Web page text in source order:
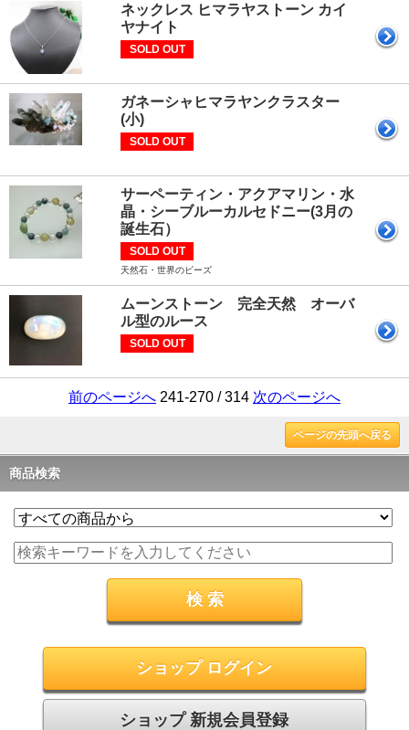
ネックレス ヒマラヤストーン カイ
ヤナイト
SOLD OUT
ガネーシャヒマラヤンクラスター
(小)
SOLD OUT
サーペーティン・アクアマリン・水
晶・シーブルーカルセドニー(3月の
誕生石）
SOLD OUT
天然石・世界のビーズ
ムーンストーン 完全天然 オーバ
ル型のルース
SOLD OUT
前のページへ 241-270 / 314 次のページへ
ページの先頭へ戻る
商品検索
ショップ ログイン
ショップ 新規会員登録